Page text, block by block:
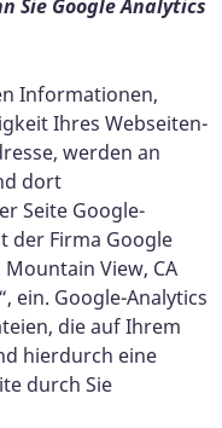
Sie Google Analytics
Informationen,
Ihres Webseiten-
werden an
dort
Seite Google-
der Firma Google
View, CA
ein. Google-Analytics
die auf Ihrem
hierdurch eine
durch Sie